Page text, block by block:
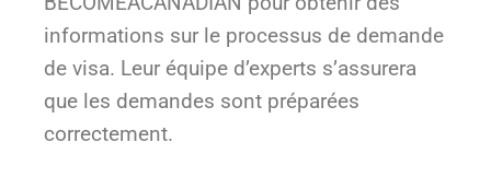
informations sur le processus de demande
de visa. Leur équipe d’experts s’assurera
que les demandes sont préparées
correctement.